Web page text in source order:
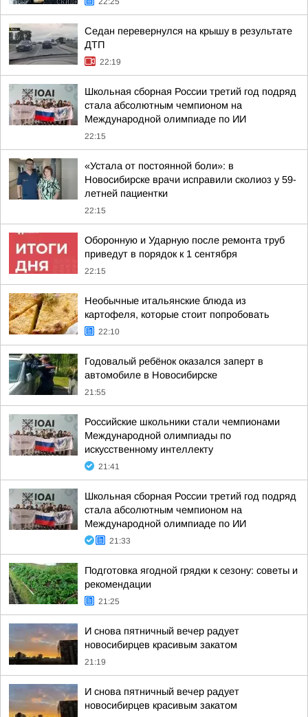
Седан перевернулся на крышу в результате
ДТП
22:19
Школьная сборная России третий год подряд
стала абсолютным чемпионом на
Международной олимпиаде по ИИ
22:15
«Устала от постоянной боли»: в
Новосибирске врачи исправили сколиоз у 59-
летней пациентки
22:15
Оборонную и Ударную после ремонта труб
приведут в порядок к 1 сентября
22:15
Необычные итальянские блюда из
картофеля, которые стоит попробовать
22:10
Годовалый ребёнок оказался заперт в
автомобиле в Новосибирске
21:55
Российские школьники стали чемпионами
Международной олимпиады по
искусственному интеллекту
21:41
Школьная сборная России третий год подряд
стала абсолютным чемпионом на
Международной олимпиаде по ИИ
21:33
Подготовка ягодной грядки к сезону: советы и
рекомендации
21:25
И снова пятничный вечер радует
новосибирцев красивым закатом
21:19
И снова пятничный вечер радует
новосибирцев красивым закатом